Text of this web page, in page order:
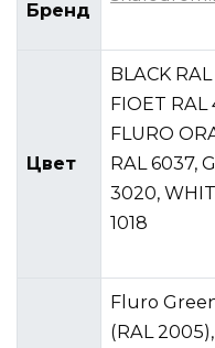
Бренд
Цвет
BLACK
FIOET RAL
FLURO
RAL 6037,
3020,
1018
Fluro
(RAL